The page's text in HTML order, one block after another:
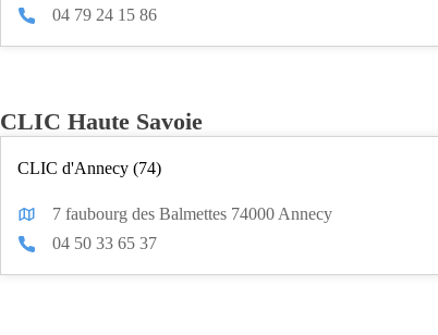
04 79 24 15 86
CLIC Haute Savoie
CLIC d'Annecy (74)
7 faubourg des Balmettes 74000 Annecy
04 50 33 65 37